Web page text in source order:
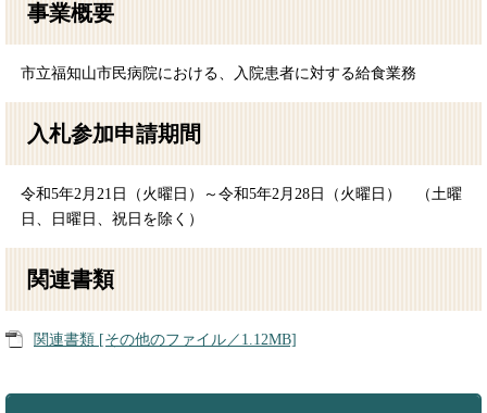
事業概要
市立福知山市民病院における、入院患者に対する給食業務
入札参加申請期間
令和5年2月21日（火曜日）～令和5年2月28日（火曜日） （土曜
日、日曜日、祝日を除く）
関連書類
関連書類 [その他のファイル／1.12MB]